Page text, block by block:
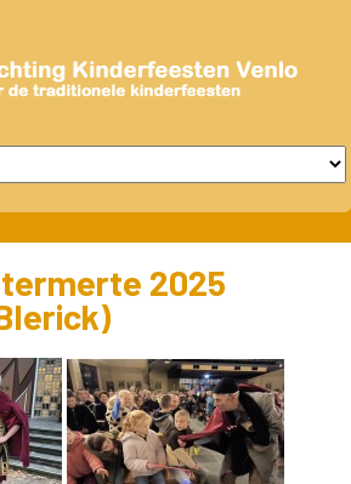
2025